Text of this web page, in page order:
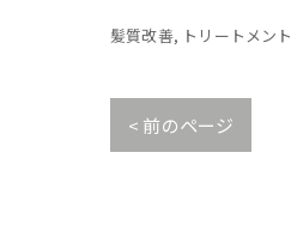
髪質改善 トリートメント
< 前のページ